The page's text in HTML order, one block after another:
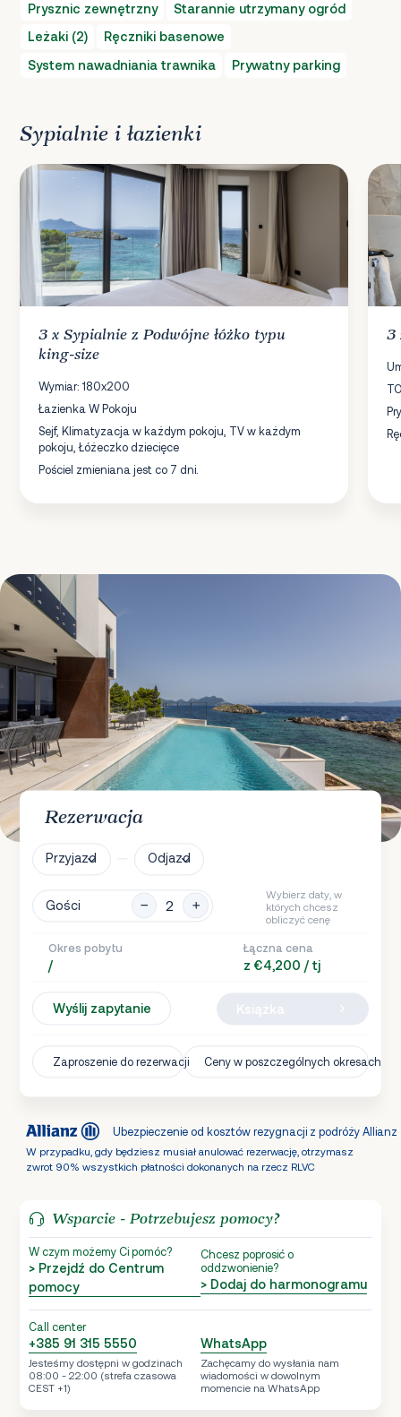
Prysznic zewnętrzny
Starannie utrzymany ogród
Leżaki (2)
Ręczniki basenowe
System nawadniania trawnika
Prywatny parking
Sypialnie i łazienki
3 xSypialniez Podwójne łóżko typu
king-size
Wymiar: 180x200
Łazienka W Pokoju
Sejf, Klimatyzacja w każdym pokoju, TV w każdym
pokoju, Łóżeczko dziecięce
Pościel zmieniana jest co 7 dni.
3
Rezerwacja
Przyjazd Odjazd
Gości
Wybierz daty, w
których chcesz
obliczyć cenę
Okres pobytu
/
Łączna cena
z €4,200 / tj
Wyślij zapytanie
Zaproszenie do rezerwacji Ceny w poszczególnych okresach
Ubezpieczenie od kosztów rezygnacji z podróży Allianz
W przypadku, gdy będziesz musiał anulować rezerwację, otrzymasz
zwrot 90% wszystkich płatności dokonanych na rzecz RLVC
Wsparcie - Potrzebujesz pomocy?
W czym możemy Ci pomóc?
> Przejdź do Centrum
pomocy
Chcesz poprosić o
oddzwonienie?
> Dodaj do harmonogramu
Call center
+385 91 315 5550
Jesteśmy dostępni w godzinach
08:00 - 22:00 (strefa czasowa
CEST +1)
WhatsApp
Zachęcamy do wysłania nam
wiadomości w dowolnym
momencie na WhatsApp